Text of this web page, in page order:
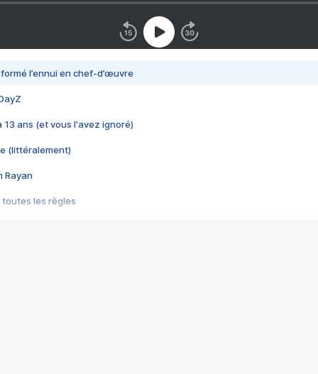
l’ennui en chef-d’œuvre
13 ans (et vous l'avez ignoré)
(littéralement)
Rayan
toutes les règles